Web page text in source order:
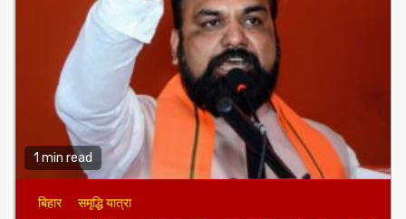
1 min read
बिहार समृद्धि यात्रा